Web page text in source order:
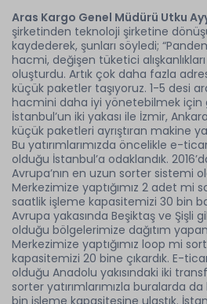
Aras Kargo Genel Müdürü Utku
şirketinden teknoloji şirketine
kaydederek, şunları söyledi;
hacmi, değişen tüketici
oluşturdu. Artık çok daha fazla
küçük paketler taşıyoruz. 1-5 desi
hacmini daha iyi yönetebilmek için
İstanbul’un iki yakası ile İzmir,
küçük paketleri ayrıştıran makine
Bu yatırımlarımızda öncelikle e-
olduğu İstanbul’a odaklandık.
Avrupa’nın en uzun sorter sistemi
Merkezimize yaptığımız 2 adet mi
saatlik işleme kapasitemizi 30 bin
Avrupa yakasında Beşiktaş ve Şişli
olduğu bölgelerimize dağıtım
Merkezimize yaptığımız loop mi
kapasitemizi 20 bine çıkardık. E-
olduğu Anadolu yakısındaki iki
sorter yatırımlarımızla buralarda